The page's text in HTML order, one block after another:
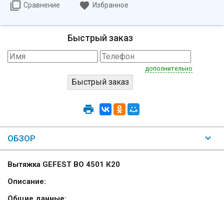
Сравнение Избранное
Быстрый заказ
дополнительно
ОБЗОР
Вытяжка GEFEST ВО 4501 К20
Описание: